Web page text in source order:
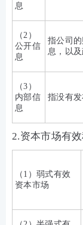
息
（2）
公开信
息
指公司
息，以
（3）
内部信
息
指没有发
2.资本市场有
（1）弱式有效
资本市场